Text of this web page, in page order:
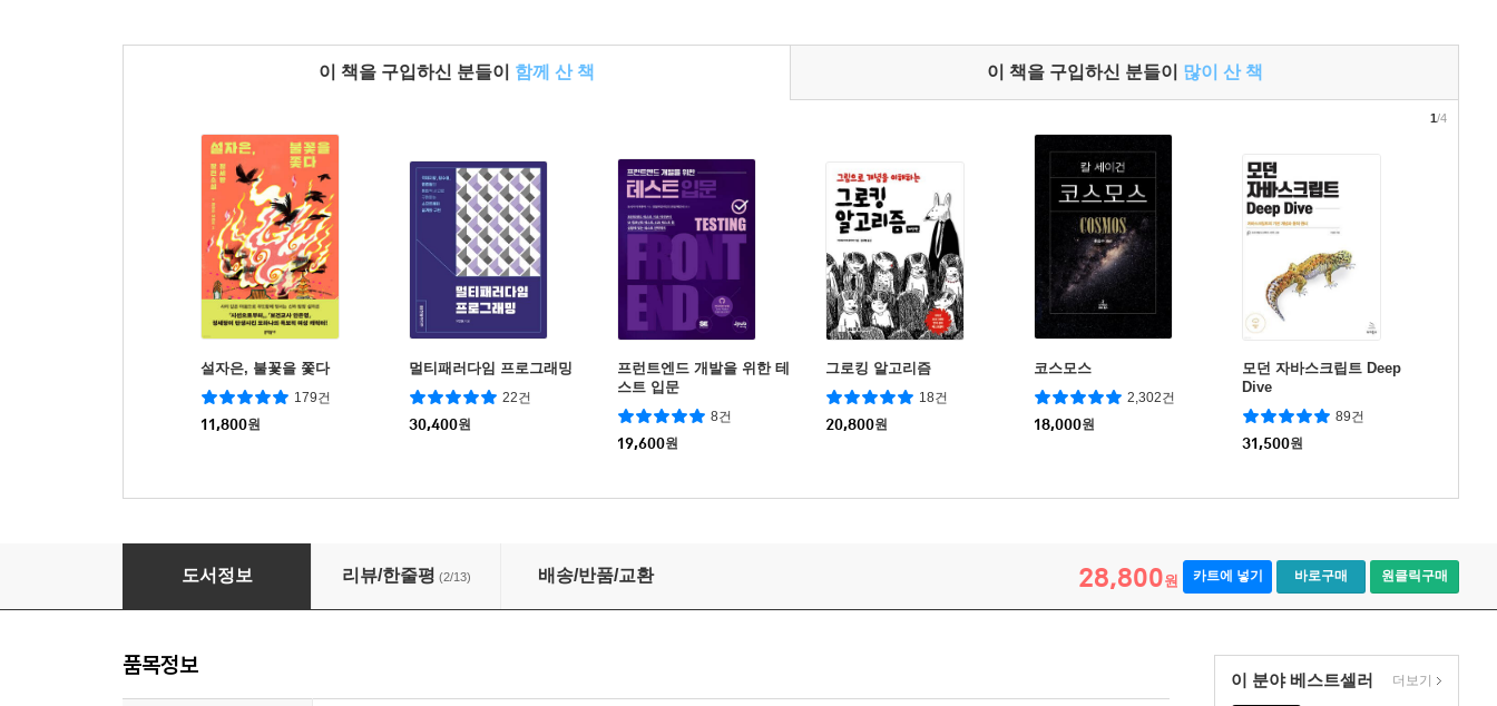
이 책을 구입하신 분들이 함께 산 책 이 책을 구입하신 분들이 많이 산 책
설자은, 불꽃을 쫓다
179건
11,800원
멀티패러다임 프로그래밍
22건
30,400원
프런트엔드 개발을 위한 테
스트 입문
8건
19,600원
그로킹 알고리즘
18건
20,800원
코스모스
2,302건
18,000원
모던 자바스크립트 Deep
Dive
89건
31,500원
1/4
단위 테스트의 기술
도서정보 리뷰/한줄평 (2/13) 배송/반품/교환 28,800원 카트에 넣기 바로구매 원클릭구매
이 분야 베스트셀러 더보기
품목정보